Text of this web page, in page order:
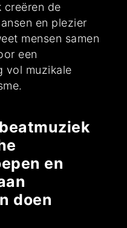
creëren de
en plezier
mensen samen
een
vol muzikale
en
doen